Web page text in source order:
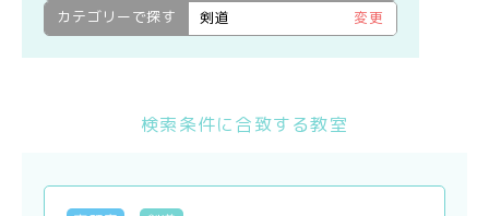
カテゴリーで探す
剣道 変更
検索条件に合致する教室